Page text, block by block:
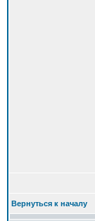
Вернуться к началу